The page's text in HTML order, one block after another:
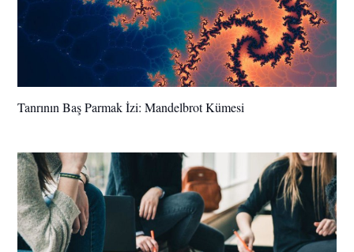
Tanrının Baş Parmak İzi: Mandelbrot Kümesi